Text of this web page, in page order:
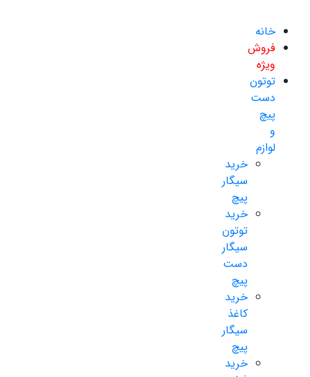
خانه
فروش
ویژه
توتون
دست
پیچ
و
لوازم
خرید
سیگار
پیچ
خرید
توتون
سیگار
دست
پیچ
خرید
کاغذ
سیگار
پیچ
خرید